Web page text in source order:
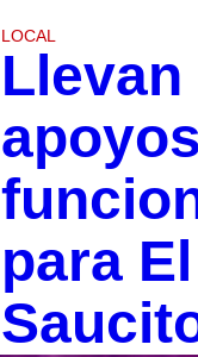
LOCAL
Llevan
apoyos
para El